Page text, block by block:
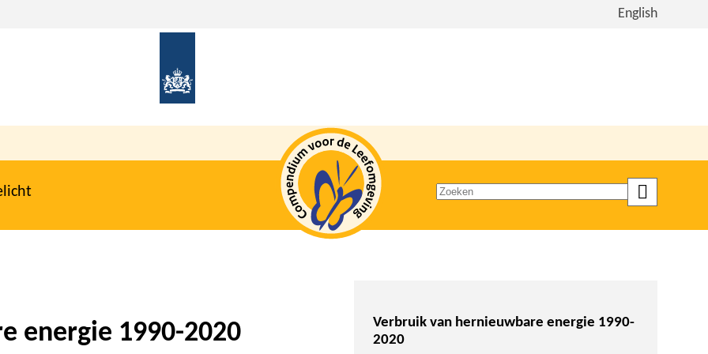
Bekijk
English
Zoeken
energie 1990-2020
Verbruik van hernieuwbare energie 1990-
2020